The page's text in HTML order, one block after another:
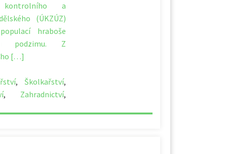
kontrolního a
(ÚKZÚZ)
hraboše
podzimu. Z
[…]
, Školkařství,
, Zahradnictví,